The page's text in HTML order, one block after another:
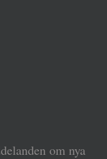
om nya